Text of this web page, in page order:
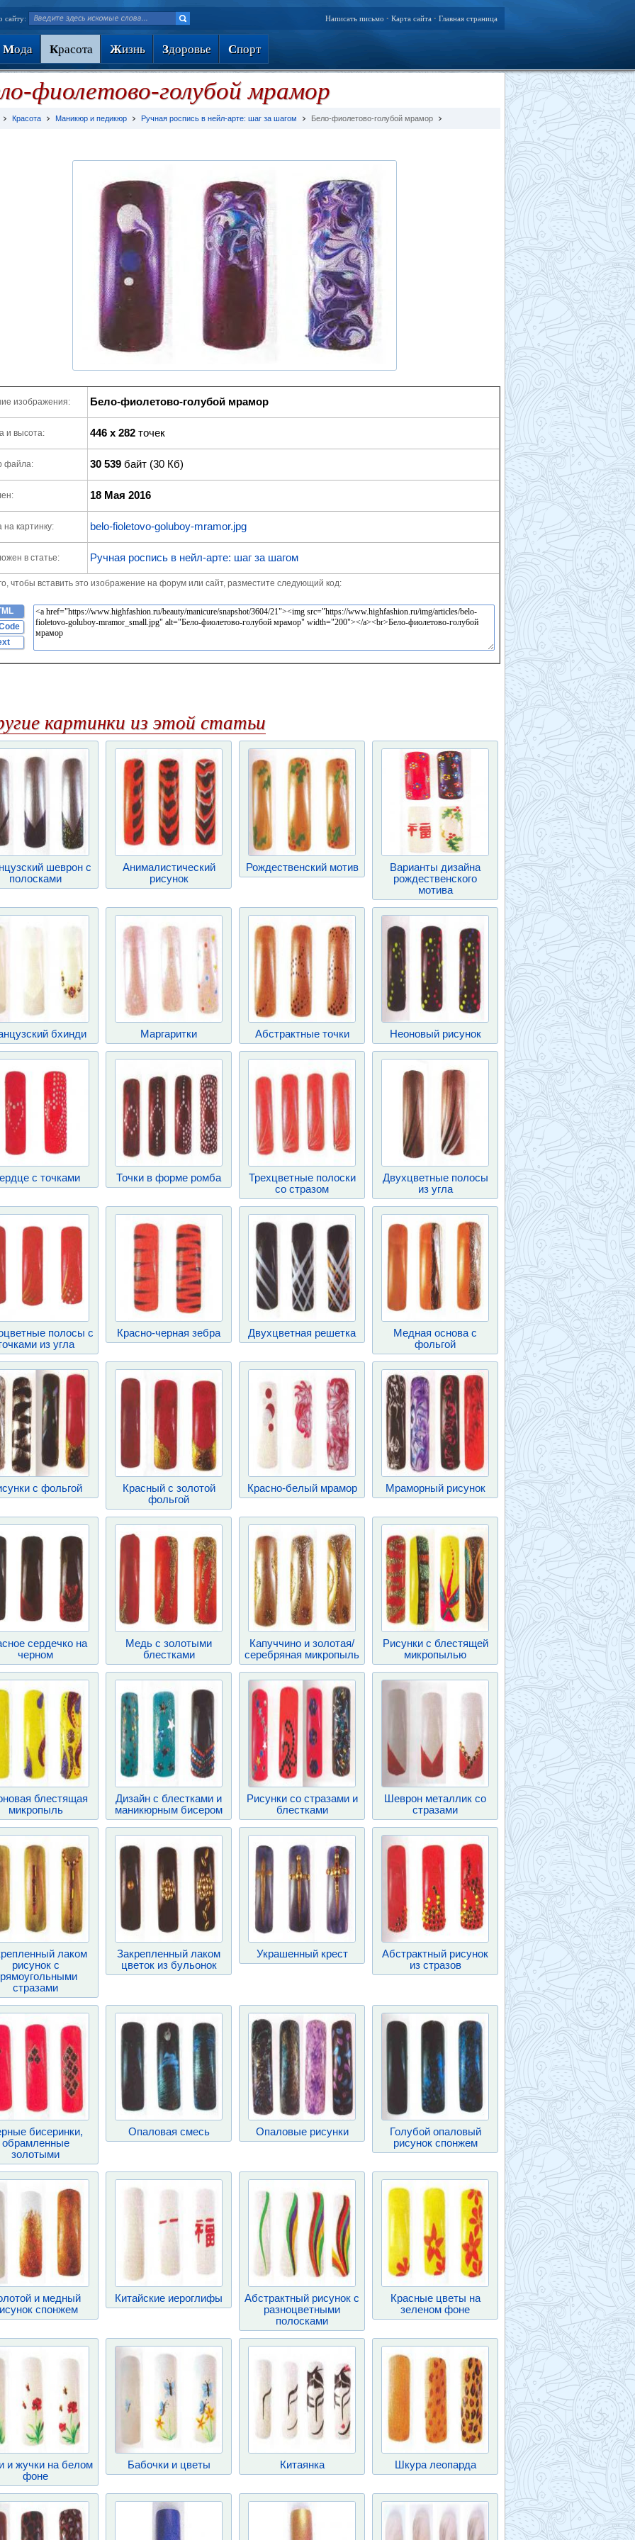
сайту: Написать письмо • Карта сайта • Главная страница
Мода Красота Жизнь Здоровье Спорт
фиолетово-голубой мрамор
Красота Маникюр и педикюр Ручная роспись в нейл-арте: шаг за шагом Бело-фиолетово-голубой мрамор
изображения: Бело-фиолетово-голубой мрамор
и высота: 446 x 282 точек
файла: 30 539 байт (30 Кб)
18 Мая 2016
на картинку: belo-fioletovo-goluboy-mramor.jpg
в статье: Ручная роспись в нейл-арте: шаг за шагом
чтобы вставить это изображение на форум или сайт, разместите следующий код:
картинки из этой статьи
шеврон с
полосками
Анималистический
рисунок
Рождественский мотив
Варианты дизайна
рождественского
мотива
бхинди Маргаритки Абстрактные точки Неоновый рисунок
с точками Точки в форме ромба
Трехцветные полоски
со стразом
Двухцветные полосы
из угла
полосы с
из угла
Красно-черная зебра Двухцветная решетка
Медная основа с
фольгой
с фольгой
Красный с золотой
фольгой
Красно-белый мрамор Мраморный рисунок
сердечко на
черном
Медь с золотыми
блестками
Капуччино и золотая/
серебряная микропыль
Рисунки с блестящей
микропылью
блестящая
микропыль
Дизайн с блестками и
маникюрным бисером
Рисунки со стразами и
блестками
Шеврон металлик со
стразами
лаком
рисунок с
стразами
Закрепленный лаком
цветок из бульонок
Украшенный крест
Абстрактный рисунок
из стразов
бисеринки,
обрамленные
золотыми
Опаловая смесь Опаловые рисунки
Голубой опаловый
рисунок спонжем
и медный
спонжем
Китайские иероглифы
Абстрактный рисунок с
разноцветными
полосками
Красные цветы на
зеленом фоне
и жучки на белом
фоне
Бабочки и цветы Китаянка Шкура леопарда